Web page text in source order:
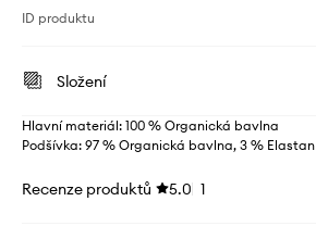
ID produktu
Složení
Hlavní materiál: 100 % Organická bavlna
Podšívka: 97 % Organická bavlna, 3 % Elastan
Recenze produktů 5.0 1